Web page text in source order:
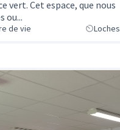
vert. Cet espace, que nous
ou...
de vie Loches